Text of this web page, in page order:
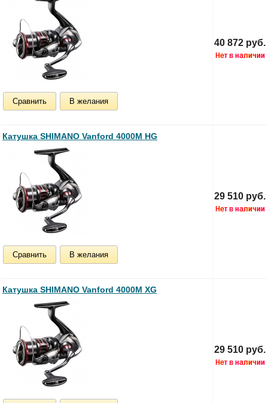
Сравнить В желания
40 872 руб.
Катушка SHIMANO Vanford 4000M HG
Сравнить В желания
29 510 руб.
Катушка SHIMANO Vanford 4000M XG
29 510 руб.